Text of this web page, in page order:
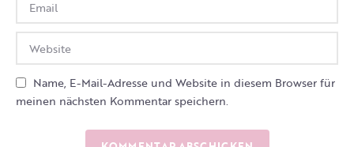
Name, E-Mail-Adresse und Website in diesem Browser für
meinen nächsten Kommentar speichern.